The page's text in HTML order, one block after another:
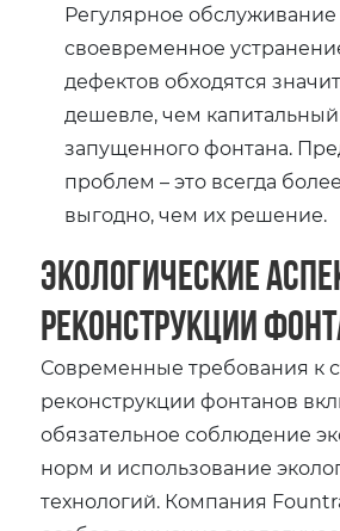
Регулярное обслуживание
своевременное
дефектов обходятся
дешевле, чем
запущенного фонтана.
проблем – это всегда
выгодно, чем их решение.
Экологические
реконструкции
Современные требования к
реконструкции фонтанов
обязательное соблюдение
норм и использование
технологий. Компания